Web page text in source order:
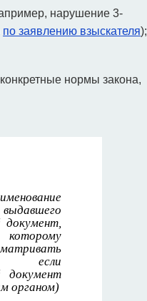
нарушение 3-
по заявлению взыскателя);
нормы закона,